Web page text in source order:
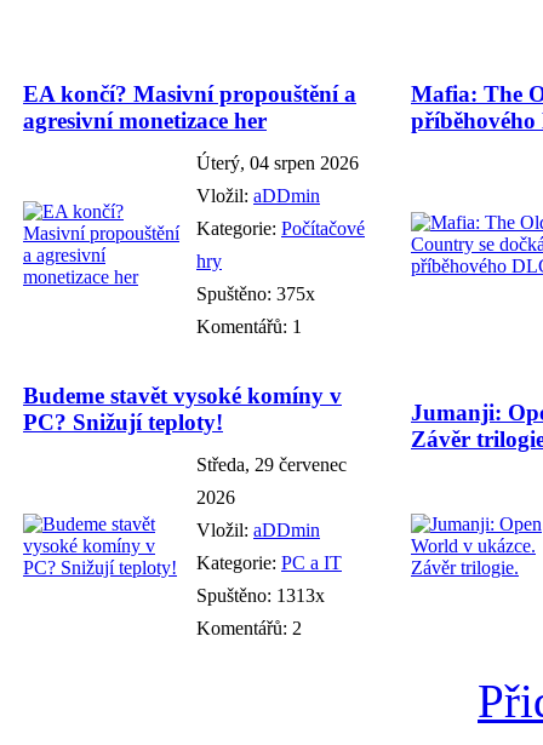
EA končí? Masivní propouštění a
agresivní monetizace her
Úterý, 04 srpen 2026
Vložil: aDDmin
Kategorie: Počítačové
hry
Spuštěno: 375x
Komentářů: 1
Mafia: The
Budeme stavět vysoké komíny v
PC? Snižují teploty!
Středa, 29 červenec
2026
Vložil: aDDmin
Kategorie: PC a IT
Spuštěno: 1313x
Komentářů: 2
Jumanji:
Závěr